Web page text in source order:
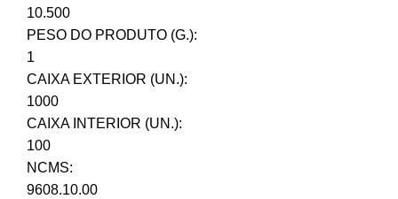
10.500
PESO DO PRODUTO (G.):
1
CAIXA EXTERIOR (UN.):
1000
CAIXA INTERIOR (UN.):
100
NCMS:
9608.10.00